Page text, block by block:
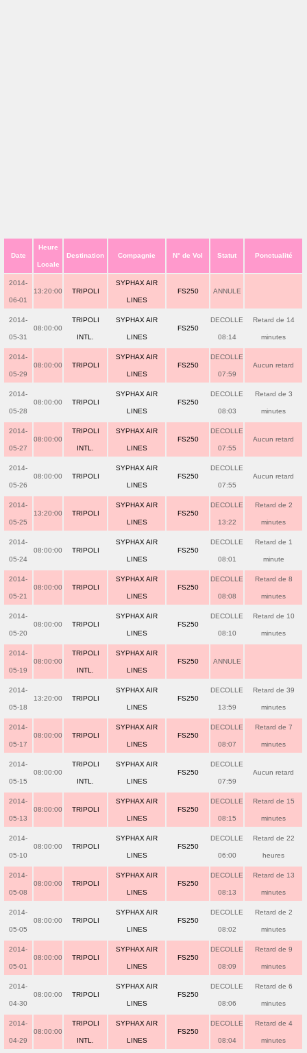
Date
Heure
Locale
Destination Compagnie N° de Vol Statut Ponctualité
2014-
06-01
13:20:00 TRIPOLI
SYPHAX AIR
LINES
FS250 ANNULE
2014-
05-31
08:00:00
TRIPOLI
INTL.
SYPHAX AIR
LINES
FS250
DECOLLE
08:14
Retard de 14
minutes
2014-
05-29
08:00:00 TRIPOLI
SYPHAX AIR
LINES
FS250
DECOLLE
07:59
Aucun retard
2014-
05-28
08:00:00 TRIPOLI
SYPHAX AIR
LINES
FS250
DECOLLE
08:03
Retard de 3
minutes
2014-
05-27
08:00:00
TRIPOLI
INTL.
SYPHAX AIR
LINES
FS250
DECOLLE
07:55
Aucun retard
2014-
05-26
08:00:00 TRIPOLI
SYPHAX AIR
LINES
FS250
DECOLLE
07:55
Aucun retard
2014-
05-25
13:20:00 TRIPOLI
SYPHAX AIR
LINES
FS250
DECOLLE
13:22
Retard de 2
minutes
2014-
05-24
08:00:00 TRIPOLI
SYPHAX AIR
LINES
FS250
DECOLLE
08:01
Retard de 1
minute
2014-
05-21
08:00:00 TRIPOLI
SYPHAX AIR
LINES
FS250
DECOLLE
08:08
Retard de 8
minutes
2014-
05-20
08:00:00 TRIPOLI
SYPHAX AIR
LINES
FS250
DECOLLE
08:10
Retard de 10
minutes
2014-
05-19
08:00:00
TRIPOLI
INTL.
SYPHAX AIR
LINES
FS250 ANNULE
2014-
05-18
13:20:00 TRIPOLI
SYPHAX AIR
LINES
FS250
DECOLLE
13:59
Retard de 39
minutes
2014-
05-17
08:00:00 TRIPOLI
SYPHAX AIR
LINES
FS250
DECOLLE
08:07
Retard de 7
minutes
2014-
05-15
08:00:00
TRIPOLI
INTL.
SYPHAX AIR
LINES
FS250
DECOLLE
07:59
Aucun retard
2014-
05-13
08:00:00 TRIPOLI
SYPHAX AIR
LINES
FS250
DECOLLE
08:15
Retard de 15
minutes
2014-
05-10
08:00:00 TRIPOLI
SYPHAX AIR
LINES
FS250
DECOLLE
06:00
Retard de 22
heures
2014-
05-08
08:00:00 TRIPOLI
SYPHAX AIR
LINES
FS250
DECOLLE
08:13
Retard de 13
minutes
2014-
05-05
08:00:00 TRIPOLI
SYPHAX AIR
LINES
FS250
DECOLLE
08:02
Retard de 2
minutes
2014-
05-01
08:00:00 TRIPOLI
SYPHAX AIR
LINES
FS250
DECOLLE
08:09
Retard de 9
minutes
2014-
04-30
08:00:00 TRIPOLI
SYPHAX AIR
LINES
FS250
DECOLLE
08:06
Retard de 6
minutes
2014-
04-29
08:00:00
TRIPOLI
INTL.
SYPHAX AIR
LINES
FS250
DECOLLE
08:04
Retard de 4
minutes